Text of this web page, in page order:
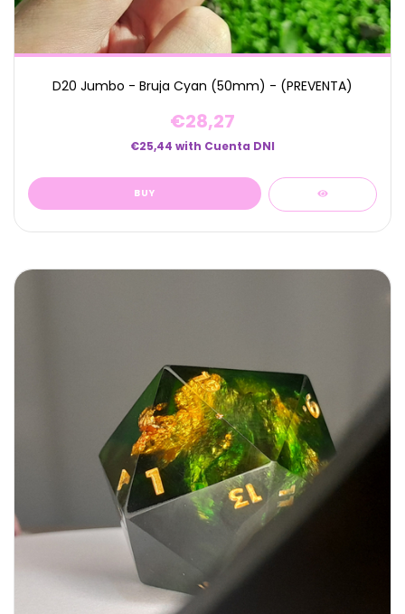
D20 Jumbo - Bruja Cyan (50mm) - (PREVENTA)
€28,27
€25,44 with Cuenta DNI